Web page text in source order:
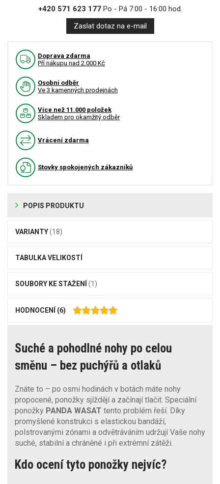
+420 571 623 177Po - Pá 7:00 - 16:00 hod.
Zaslat dotaz na e-mail
Doprava zdarma
Pří nákupu nad 2.000 Kč
Osobní odběr
Ve 3 kamenných prodejnách
Více než 11.000 položek
Skladem pro okamžitý odběr
Vrácení zdarma
Stovky spokojených zákazníků
POPIS PRODUKTU
VARIANTY(18)
TABULKA VELIKOSTÍ
SOUBORY KE STAŽENÍ (1)
HODNOCENÍ (6)
Suché a pohodlné nohy po celou
směnu – bez puchýřů a otlaků
Znáte to – po osmi hodinách v botách máte nohy
propocené, ponožky sjíždějí a začínají tlačit. Speciální
ponožky PANDA WASAT tento problém řeší. Díky
promyšlené konstrukci s elastickou bandáží,
polstrovanými zónami a odvětráváním udržují Vaše nohy
suché, stabilní a chráněné i při extrémní zátěži.
Kdo ocení tyto ponožky nejvíc?